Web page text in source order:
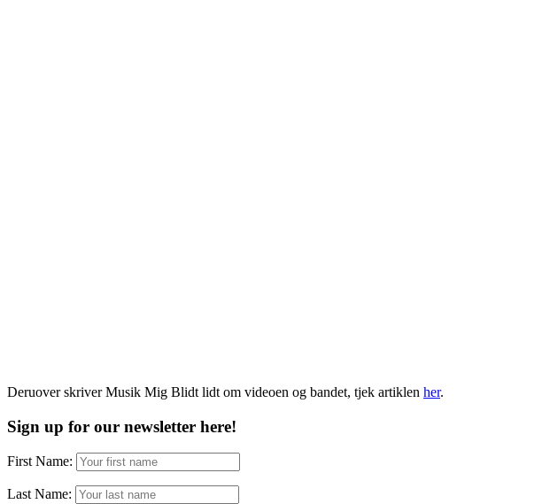
Deruover skriver Musik Mig Blidt lidt om videoen og bandet, tjek artiklen her.
Sign up for our newsletter here!
First Name:
Last Name: